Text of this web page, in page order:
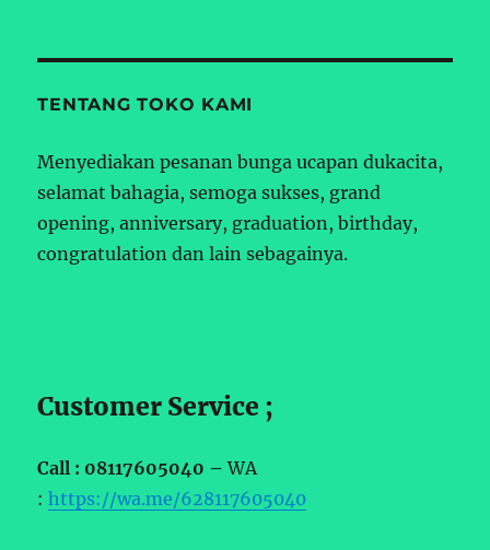
TENTANG TOKO KAMI
Menyediakan pesanan bunga ucapan dukacita,
selamat bahagia, semoga sukses, grand
opening, anniversary, graduation, birthday,
congratulation dan lain sebagainya.
Customer Service ;
Call : 08117605040 –WA
:https://wa.me/628117605040